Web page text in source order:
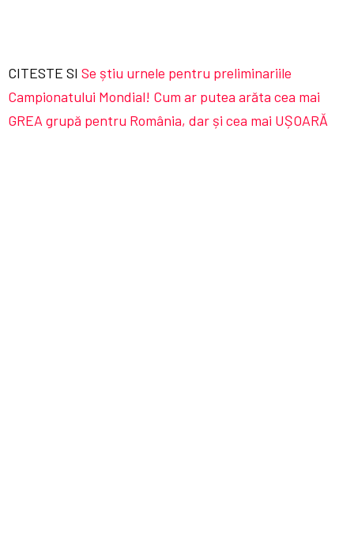
CITESTE SI Se știu urnele pentru preliminariile
Campionatului Mondial! Cum ar putea arăta cea mai
GREA grupă pentru România, dar și cea mai UȘOARĂ